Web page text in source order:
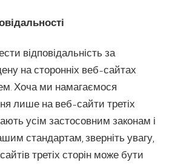
відповідальність за
на сторонніх веб-сайтах
Хоча ми намагаємося
лише на веб-сайти третіх
усім застосовним законам і
стандартам, зверніть увагу,
третіх сторін може бути